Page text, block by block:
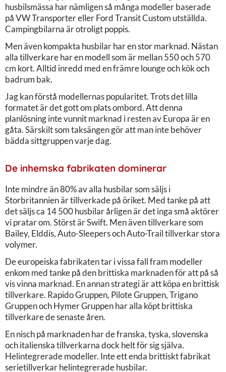
husbilsmässa har nämligen så många modeller baserade
på VW Transporter eller Ford Transit Custom utställda.
Campingbilarna är otroligt poppis.
Men även kompakta husbilar har en stor marknad. Nästan
alla tillverkare har en modell som är mellan 550 och 570
cm kort. Alltid inredd med en främre lounge och kök och
badrum bak.
Jag kan förstå modellernas popularitet. Trots det lilla
formatet är det gott om plats ombord. Att denna
planlösning inte vunnit marknad i resten av Europa är en
gåta. Särskilt som taksängen gör att man inte behöver
bädda sittgruppen varje dag.
De inhemska fabrikaten dominerar
Inte mindre än 80% av alla husbilar som säljs i
Storbritannien är tillverkade på öriket. Med tanke på att
det säljs ca 14 500 husbilar årligen är det inga små aktörer
vi pratar om. Störst är Swift. Men även tillverkare som
Bailey, Elddis, Auto-Sleepers och Auto-Trail tillverkar stora
volymer.
De europeiska fabrikaten tar i vissa fall fram modeller
enkom med tanke på den brittiska marknaden för att på så
vis vinna marknad. En annan strategi är att köpa en brittisk
tillverkare. Rapido Gruppen, Pilote Gruppen, Trigano
Gruppen och Hymer Gruppen har alla köpt brittiska
tillverkare de senaste åren.
En nisch på marknaden har de franska, tyska, slovenska
och italienska tillverkarna dock helt för sig själva.
Helintegrerade modeller. Inte ett enda brittiskt fabrikat
serietillverkar helintegrerade husbilar.